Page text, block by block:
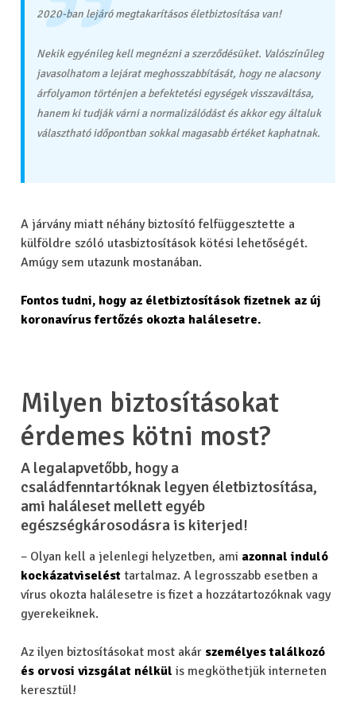
2020-ban lejáró megtakarításos életbiztosítása van!
Nekik egyénileg kell megnézni a szerződésüket. Valószínűleg
javasolhatom a lejárat meghosszabbítását, hogy ne alacsony
árfolyamon történjen a befektetési egységek visszaváltása,
hanem ki tudják várni a normalizálódást és akkor egy általuk
választható időpontban sokkal magasabb értéket kaphatnak.
A járvány miatt néhány biztosító felfüggesztette a
külföldre szóló utasbiztosítások kötési lehetőségét.
Amúgy sem utazunk mostanában.
Fontos tudni, hogy az életbiztosítások fizetnek az új
koronavírus fertőzés okozta halálesetre.
Milyen biztosításokat
érdemes kötni most?
A legalapvetőbb, hogy a
családfenntartóknak legyen életbiztosítása,
ami haláleset mellett egyéb
egészségkárosodásra is kiterjed!
– Olyan kell a jelenlegi helyzetben, ami azonnal induló
kockázatviselést tartalmaz. A legrosszabb esetben a
vírus okozta halálesetre is fizet a hozzátartozóknak vagy
gyerekeiknek.
Az ilyen biztosításokat most akár személyes találkozó
és orvosi vizsgálat nélkül is megköthetjük interneten
keresztül!